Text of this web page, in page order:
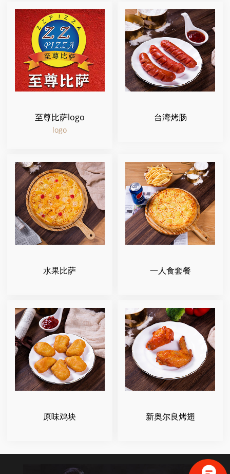
至尊比萨logo
logo
台湾烤肠
水果比萨 一人食套餐
原味鸡块 新奥尔良烤翅